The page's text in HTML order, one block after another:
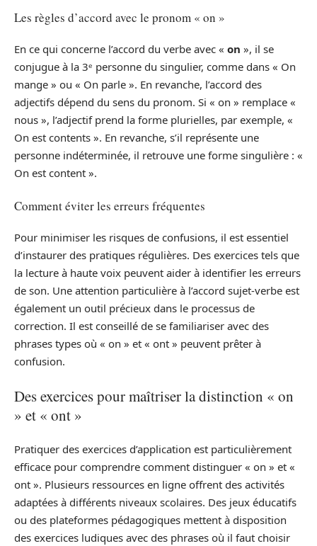
Les règles d’accord avec le pronom « on »
En ce qui concerne l’accord du verbe avec « on », il se
conjugue à la 3ᵉ personne du singulier, comme dans « On
mange » ou « On parle ». En revanche, l’accord des
adjectifs dépend du sens du pronom. Si « on » remplace «
nous », l’adjectif prend la forme plurielles, par exemple, «
On est contents ». En revanche, s’il représente une
personne indéterminée, il retrouve une forme singulière : «
On est content ».
Comment éviter les erreurs fréquentes
Pour minimiser les risques de confusions, il est essentiel
d’instaurer des pratiques régulières. Des exercices tels que
la lecture à haute voix peuvent aider à identifier les erreurs
de son. Une attention particulière à l’accord sujet-verbe est
également un outil précieux dans le processus de
correction. Il est conseillé de se familiariser avec des
phrases types où « on » et « ont » peuvent prêter à
confusion.
Des exercices pour maîtriser la distinction « on
» et « ont »
Pratiquer des exercices d’application est particulièrement
efficace pour comprendre comment distinguer « on » et «
ont ». Plusieurs ressources en ligne offrent des activités
adaptées à différents niveaux scolaires. Des jeux éducatifs
ou des plateformes pédagogiques mettent à disposition
des exercices ludiques avec des phrases où il faut choisir